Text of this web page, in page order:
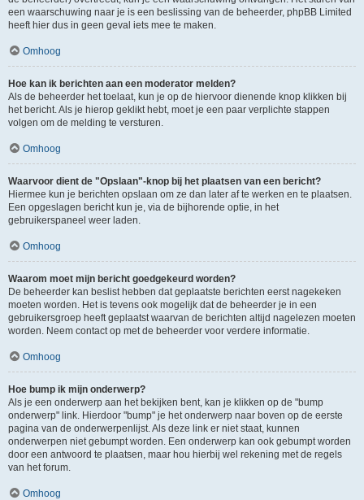
een waarschuwing naar je is een beslissing van de beheerder, phpBB Limited
heeft hier dus in geen geval iets mee te maken.
Omhoog
Hoe kan ik berichten aan een moderator melden?
Als de beheerder het toelaat, kun je op de hiervoor dienende knop klikken bij
het bericht. Als je hierop geklikt hebt, moet je een paar verplichte stappen
volgen om de melding te versturen.
Omhoog
Waarvoor dient de "Opslaan"-knop bij het plaatsen van een bericht?
Hiermee kun je berichten opslaan om ze dan later af te werken en te plaatsen.
Een opgeslagen bericht kun je, via de bijhorende optie, in het
gebruikerspaneel weer laden.
Omhoog
Waarom moet mijn bericht goedgekeurd worden?
De beheerder kan beslist hebben dat geplaatste berichten eerst nagekeken
moeten worden. Het is tevens ook mogelijk dat de beheerder je in een
gebruikersgroep heeft geplaatst waarvan de berichten altijd nagelezen moeten
worden. Neem contact op met de beheerder voor verdere informatie.
Omhoog
Hoe bump ik mijn onderwerp?
Als je een onderwerp aan het bekijken bent, kan je klikken op de "bump
onderwerp" link. Hierdoor "bump" je het onderwerp naar boven op de eerste
pagina van de onderwerpenlijst. Als deze link er niet staat, kunnen
onderwerpen niet gebumpt worden. Een onderwerp kan ook gebumpt worden
door een antwoord te plaatsen, maar hou hierbij wel rekening met de regels
van het forum.
Omhoog